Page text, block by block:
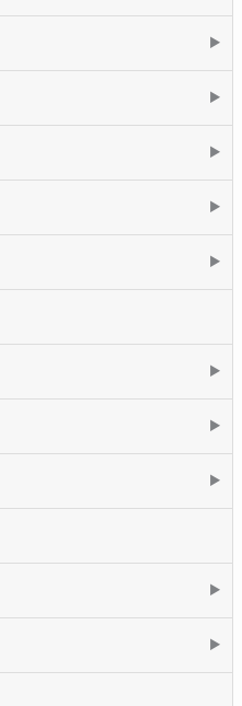
▶
▶
▶
▶
▶
▶
▶
▶
▶
▶